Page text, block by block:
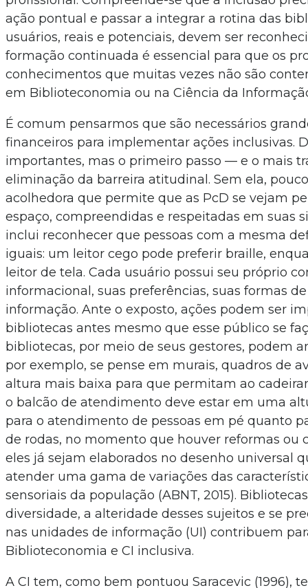
ação pontual e passar a integrar a rotina das
usuários, reais e potenciais, devem ser
formação continuada é essencial para que os
conhecimentos que muitas vezes não são
em Biblioteconomia ou na Ciência da
É comum pensarmos que são necessários
financeiros para implementar ações inclusivas.
importantes, mas o primeiro passo — e o mais
eliminação da barreira atitudinal. Sem ela,
acolhedora que permite que as PcD se vejam
espaço, compreendidas e respeitadas em suas
inclui reconhecer que pessoas com a mesma
iguais: um leitor cego pode preferir braille,
leitor de tela. Cada usuário possui seu próprio
informacional, suas preferências, suas formas
informação. Ante o exposto, ações podem ser
bibliotecas antes mesmo que esse público se
bibliotecas, por meio de seus gestores, podem
por exemplo, se pense em murais, quadros de
altura mais baixa para que permitam ao
o balcão de atendimento deve estar em uma
para o atendimento de pessoas em pé quanto
de rodas, no momento que houver reformas ou
eles já sejam elaborados no desenho universal
atender uma gama de variações das
sensoriais da população (ABNT, 2015).
diversidade, a alteridade desses sujeitos e se
nas unidades de informação (UI) contribuem
Biblioteconomia e CI inclusiva.
A CI tem, como bem pontuou Saracevic (1996),